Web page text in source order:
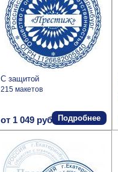
С защитой
215 макетов
от 1 049 руб. Подробнее